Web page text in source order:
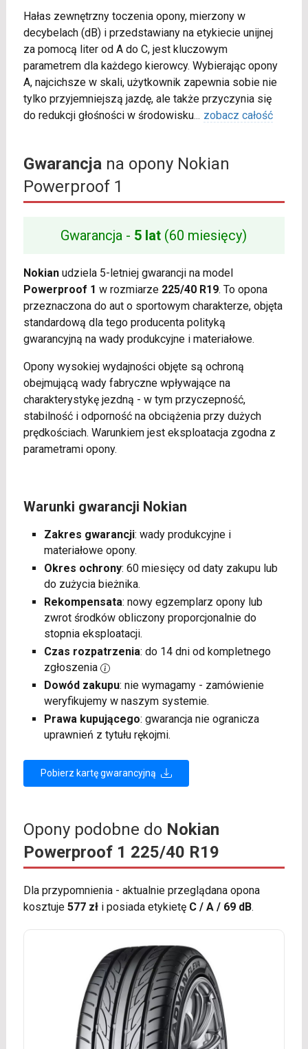
Hałas zewnętrzny toczenia opony, mierzony w
decybelach (dB) i przedstawiany na etykiecie unijnej
za pomocą liter od A do C, jest kluczowym
parametrem dla każdego kierowcy. Wybierając opony
A, najcichsze w skali, użytkownik zapewnia sobie nie
tylko przyjemniejszą jazdę, ale także przyczynia się
do redukcji głośności w środowisku... zobacz całość
Gwarancjana opony Nokian
Powerproof 1
Gwarancja - 5 lat (60 miesięcy)
Nokianudziela 5-letniej gwarancji na model
Powerproof 1 w rozmiarze 225/40 R19. To opona
przeznaczona do aut o sportowym charakterze, objęta
standardową dla tego producenta polityką
gwarancyjną na wady produkcyjne i materiałowe.
Opony wysokiej wydajności objęte są ochroną
obejmującą wady fabryczne wpływające na
charakterystykę jezdną - w tym przyczepność,
stabilność i odporność na obciążenia przy dużych
prędkościach. Warunkiem jest eksploatacja zgodna z
parametrami opony.
Warunki gwarancji Nokian
Zakres gwarancji: wady produkcyjne i
materiałowe opony.
Okres ochrony: 60 miesięcy od daty zakupu lub
do zużycia bieżnika.
Rekompensata: nowy egzemplarz opony lub
zwrot środków obliczony proporcjonalnie do
stopnia eksploatacji.
Czas rozpatrzenia: do 14 dni od kompletnego
zgłoszenia
Dowód zakupu: nie wymagamy - zamówienie
weryfikujemy w naszym systemie.
Prawa kupującego: gwarancja nie ogranicza
uprawnień z tytułu rękojmi.
Pobierz kartę gwarancyjną
Opony podobne do Nokian
Powerproof 1 225/40 R19
Dla przypomnienia - aktualnie przeglądana opona
kosztuje 577 złi posiada etykietę C / A / 69 dB.